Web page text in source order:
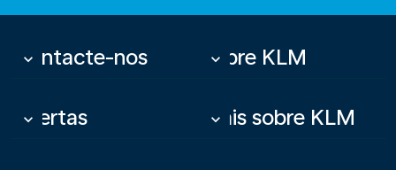
Contacte-nos
keyboard_arrow_down Sobre KLM
keyboard_arrow_down
Ofertas
keyboard_arrow_down Mais sobre KLM
keyboard_arrow_down